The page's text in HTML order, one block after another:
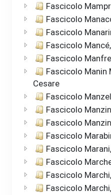
Fascicolo
Fascicolo
Fascicolo
Fascicolo
Fascicolo
Fascicolo Manin
Cesare
Fascicolo
Fascicolo
Fascicolo
Fascicolo
Fascicolo
Fascicolo
Fascicolo
Fascicolo